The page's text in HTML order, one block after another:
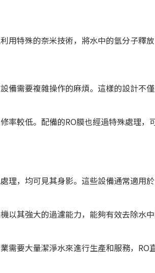
特殊的奈米技術，將水中的氫分子釋
需要複雜操作的麻煩。這樣的設計不
較低。配備的RO膜也經過特殊處理
，均可見其身影。這些設備通常適用於
其強大的過濾能力，能夠有效去除水
要大量潔淨水來進行生產和服務，RO